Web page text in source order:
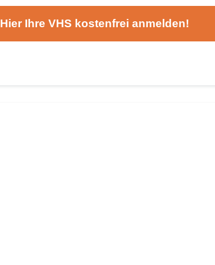
Hier Ihre VHS kostenfrei anmelden!